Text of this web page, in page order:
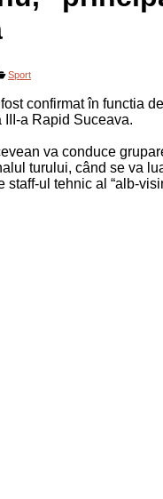
Sport
confirmat în functia
a Rapid Suceava.
va conduce
turului, când se va
staff-ul tehnic al “alb-